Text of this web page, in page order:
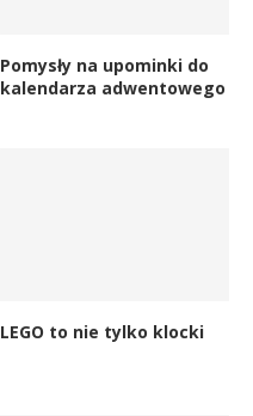
Pomysły na upominki do
kalendarza adwentowego
LEGO to nie tylko klocki